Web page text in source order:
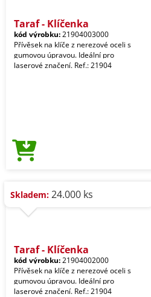
Taraf - Klíčenka
kód výrobku:21904003000
Přívěsek na klíče z nerezové oceli s
gumovou úpravou. Ideální pro
laserové značení. Ref.: 21904
Skladem: 24.000 ks
Taraf - Klíčenka
kód výrobku:21904002000
Přívěsek na klíče z nerezové oceli s
gumovou úpravou. Ideální pro
laserové značení. Ref.: 21904